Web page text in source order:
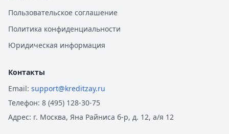
Пользовательское соглашение
Политика конфиденциальности
Юридическая информация
Контакты
Email: support@kreditzay.ru
Телефон: 8 (495) 128-30-75
Адрес: г. Москва, Яна Райниса б-р, д. 12, а/я 12